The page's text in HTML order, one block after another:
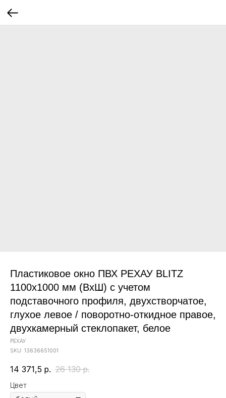
Пластиковое окно ПВХ РЕХАУ BLITZ
1100х1000 мм (ВхШ) с учетом
подставочного профиля, двухстворчатое,
глухое левое / поворотно-откидное правое,
двухкамерный стеклопакет, белое
РЕХАУ
SKU: 13636651001
14 371,5 р. 26 130 р.
Цвет